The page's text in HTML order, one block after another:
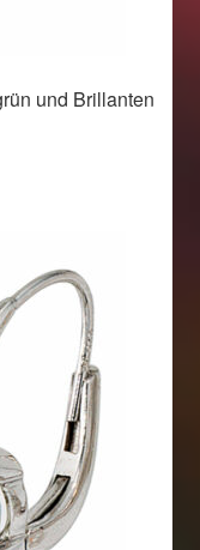
und Brillanten